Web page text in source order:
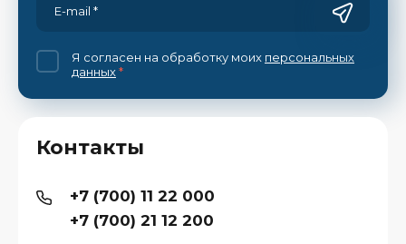
Контакты
+7 (700) 11 22 000
+7 (700) 21 12 200
Я согласен на обработку моих персональных
данных*